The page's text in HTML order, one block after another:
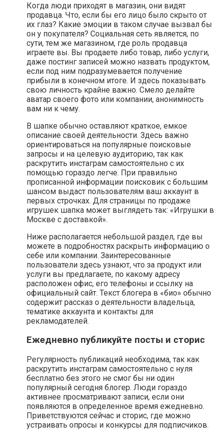
Когда люди приходят в магазин, они видят
продавца. Что, если бы его лицо было скрыто от
их глаз? Какие эмоции в таком случае вызвал бы
он у покупателя? Социальная сеть является, по
сути, тем же магазином, где роль продавца
играете вы. Вы продаете либо товар, либо услуги,
даже постинг записей можно назвать продуктом,
если под ним подразумевается получение
прибыли в конечном итоге. И здесь показывать
свою личность крайне важно. Смело делайте
аватар своего фото или компании, анонимность
вам ни к чему.
В шапке обычно оставляют краткое, емкое
описание своей деятельности. Здесь важно
ориентироваться на популярные поисковые
запросы и на целевую аудиторию, так как
раскрутить инстаграм самостоятельно с их
помощью гораздо легче. При правильно
прописанной информации поисковик с большим
шансом выдаст пользователям ваш аккаунт в
первых строчках. Для страницы по продаже
игрушек шапка может выглядеть так: «Игрушки в
Москве с доставкой».
Ниже располагается небольшой раздел, где вы
можете в подробностях раскрыть информацию о
себе или компании. Заинтересованные
пользователи здесь узнают, что за продукт или
услуги вы предлагаете, по какому адресу
расположен офис, его телефоны и ссылку на
официальный сайт. Текст блогера в «био» обычно
содержит рассказ о деятельности владельца,
тематике аккаунта и контакты для
рекламодателей.
Ежедневно публикуйте посты и сторис
Регулярность публикаций необходима, так как
раскрутить инстаграм самостоятельно с нуля
бесплатно без этого не смог бы ни один
популярный сегодня блогер. Люди гораздо
активнее просматривают записи, если они
появляются в определенное время ежедневно.
Приветствуются сейчас и сторис, где можно
устраивать опросы и конкурсы для подписчиков.